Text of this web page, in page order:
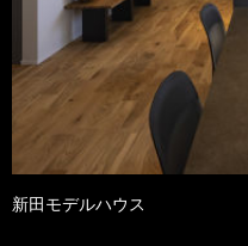
新田モデルハウス